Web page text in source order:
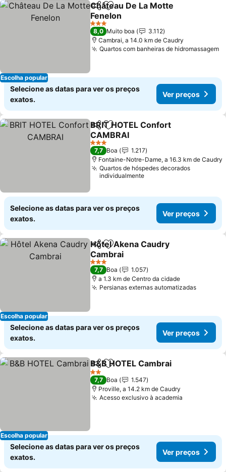
Escolha popular
PartilharAdicionar aos favoritos
Château De La Motte
Fenelon
3 Estrelas
8,0 Muito boa
3.112
Cambrai, a 14.0 km de Caudry
Quartos com banheiras de hidromassagem
Selecione as datas para ver os preços
exatos.
Ver preços
PartilharAdicionar aos favoritos
BRIT HOTEL Confort
CAMBRAI
3 Estrelas
7,7 Boa
1.217
Fontaine-Notre-Dame, a 16.3 km de Caudry
Quartos de hóspedes decorados
individualmente
Selecione as datas para ver os preços
exatos.
Ver preços
Escolha popular
PartilharAdicionar aos favoritos
Hôtel Akena Caudry
Cambrai
3 Estrelas
7,7 Boa
1.057
a 1.3 km de Centro da cidade
Persianas externas automatizadas
Selecione as datas para ver os preços
exatos.
Ver preços
Escolha popular
PartilharAdicionar aos favoritos
B&B HOTEL Cambrai
2 Estrelas
7,7 Boa
1.547
Proville, a 14.2 km de Caudry
Acesso exclusivo à academia
Selecione as datas para ver os preços
exatos.
Ver preços